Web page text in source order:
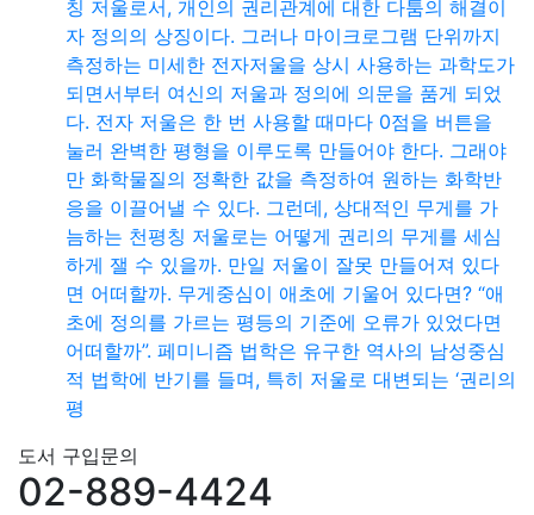
칭 저울로서, 개인의 권리관계에 대한 다툼의 해결이
자 정의의 상징이다. 그러나 마이크로그램 단위까지
측정하는 미세한 전자저울을 상시 사용하는 과학도가
되면서부터 여신의 저울과 정의에 의문을 품게 되었
다. 전자 저울은 한 번 사용할 때마다 0점을 버튼을
눌러 완벽한 평형을 이루도록 만들어야 한다. 그래야
만 화학물질의 정확한 값을 측정하여 원하는 화학반
응을 이끌어낼 수 있다. 그런데, 상대적인 무게를 가
늠하는 천평칭 저울로는 어떻게 권리의 무게를 세심
하게 잴 수 있을까. 만일 저울이 잘못 만들어져 있다
면 어떠할까. 무게중심이 애초에 기울어 있다면? “애
초에 정의를 가르는 평등의 기준에 오류가 있었다면
어떠할까”. 페미니즘 법학은 유구한 역사의 남성중심
적 법학에 반기를 들며, 특히 저울로 대변되는 ‘권리의
평
도서 구입문의
02-889-4424